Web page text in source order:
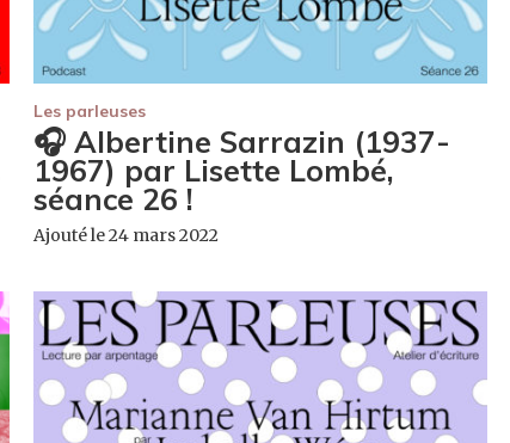
Les parleuses
🎧 Albertine Sarrazin (1937-
1967) par Lisette Lombé,
séance 26 !
Ajouté le 24 mars 2022